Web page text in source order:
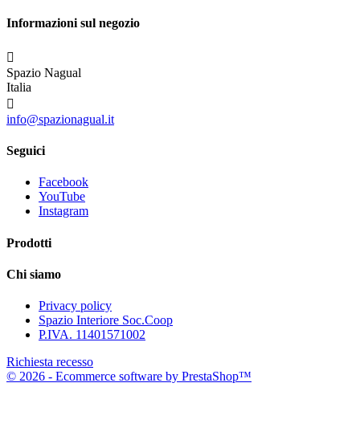
Informazioni sul negozio

Spazio Nagual
Italia

info@spazionagual.it
Seguici
Facebook
YouTube
Instagram
Prodotti
Chi siamo
Privacy policy
Spazio Interiore Soc.Coop
P.IVA. 11401571002
Richiesta recesso
© 2026 - Ecommerce software by PrestaShop™